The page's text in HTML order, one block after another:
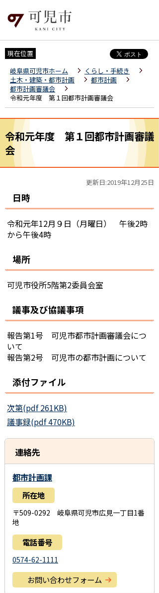
現在位置
岐阜県可児市ホーム
くらし・手続き
土木・建築・都市計画
都市計画
都市計画審議会
令和元年度 第１回都市計画審議会
令和元年度 第１回都市計画審議
会
更新日:2019年12月25日
日時
令和元年12月９日（月曜日） 午後2時
から午後4時
場所
可児市役所5階第2委員会室
議事及び協議事項
報告第1号 可児市都市計画審議会につ
いて
報告第2号 可児市の都市計画について
添付ファイル
次第(pdf 261KB)
議事録(pdf 470KB)
連絡先
都市計画課
所在地
〒509-0292 岐阜県可児市広見一丁目1番
地
電話番号
0574-62-1111
お問い合わせフォーム